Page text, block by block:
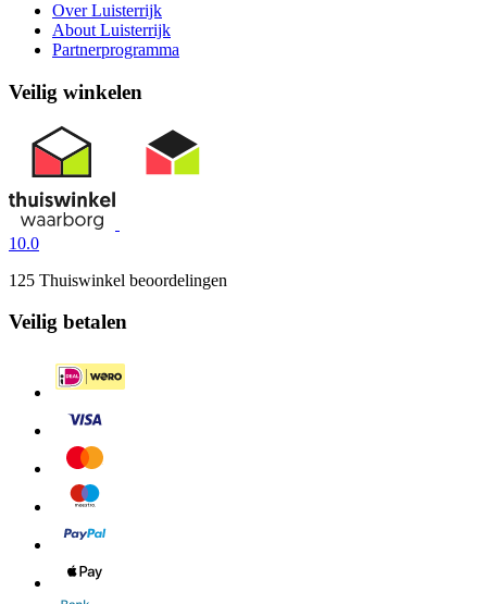
Over Luisterrijk
About Luisterrijk
Partnerprogramma
Veilig winkelen
10.0
125 Thuiswinkel beoordelingen
Veilig betalen